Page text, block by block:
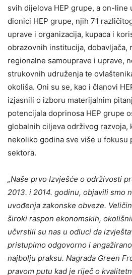
svih dijelova HEP grupe, a on-
dionici HEP grupe, njih 71
uprave i organizacija, kupaca i
obrazovnih institucija, dobavljača,
regionalne samouprave i uprave,
strukovnih udruženja te
okoliša. Oni su se, kao i članovi
izjasnili o izboru materijalnim
potencijala doprinosa HEP grupe
globalnih ciljeva održivog razvoja,
nekoliko godina sve više u fokusu
sektora.
„Naše prvo Izvješće o održivosti
2013. i 2014. godinu, objavili smo
uvođenja zakonske obveze.
široki raspon ekonomskih,
učvrstili su nas u odluci da
pristupimo odgovorno i
najbolju praksu. Nagrada Green
pravom putu kad je riječ o